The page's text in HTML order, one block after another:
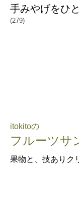
手みやげをひ
(279)
itokitoの
フルーツサ
果物と、技ありク